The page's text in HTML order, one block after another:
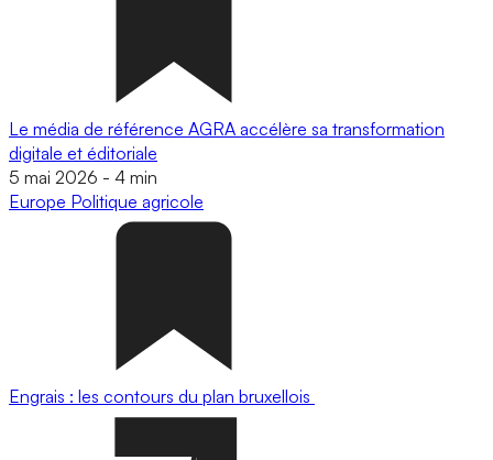
Le média de référence AGRA accélère sa transformation
digitale et éditoriale
5 mai 2026 - 4 min
Europe Politique agricole
Engrais : les contours du plan bruxellois